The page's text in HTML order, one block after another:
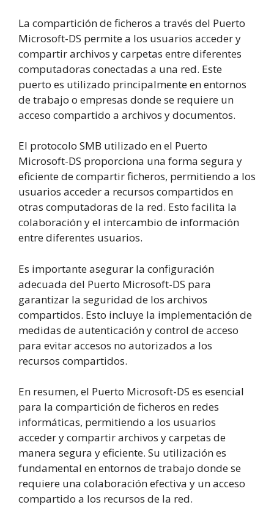
La compartición de ficheros a través del Puerto
Microsoft-DS permite a los usuarios acceder y
compartir archivos y carpetas entre diferentes
computadoras conectadas a una red. Este
puerto es utilizado principalmente en entornos
de trabajo o empresas donde se requiere un
acceso compartido a archivos y documentos.
El protocolo SMB utilizado en el Puerto
Microsoft-DS proporciona una forma segura y
eficiente de compartir ficheros, permitiendo a los
usuarios acceder a recursos compartidos en
otras computadoras de la red. Esto facilita la
colaboración y el intercambio de información
entre diferentes usuarios.
Es importante asegurar la configuración
adecuada del Puerto Microsoft-DS para
garantizar la seguridad de los archivos
compartidos. Esto incluye la implementación de
medidas de autenticación y control de acceso
para evitar accesos no autorizados a los
recursos compartidos.
En resumen, el Puerto Microsoft-DS es esencial
para la compartición de ficheros en redes
informáticas, permitiendo a los usuarios
acceder y compartir archivos y carpetas de
manera segura y eficiente. Su utilización es
fundamental en entornos de trabajo donde se
requiere una colaboración efectiva y un acceso
compartido a los recursos de la red.